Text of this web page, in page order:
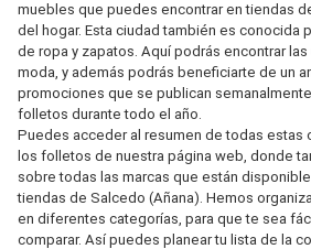
muebles que puedes encontrar en tiendas
del hogar. Esta ciudad también es conocida
de ropa y zapatos. Aquí podrás encontrar
moda, y además podrás beneficiarte de un
promociones que se publican
folletos durante todo el año.
Puedes acceder al resumen de todas estas
los folletos de nuestra página web, donde
sobre todas las marcas que están
tiendas de Salcedo (Añana). Hemos
en diferentes categorías, para que te sea
comparar. Así puedes planear tu lista de la